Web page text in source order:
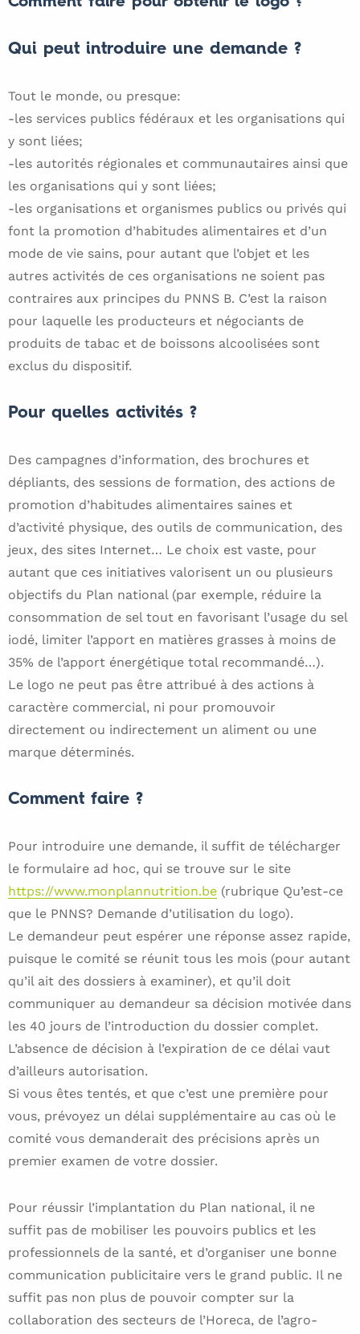
Qui peut introduire une demande ?
Tout le monde, ou presque:
-les services publics fédéraux et les organisations qui
y sont liées;
-les autorités régionales et communautaires ainsi que
les organisations qui y sont liées;
-les organisations et organismes publics ou privés qui
font la promotion d’habitudes alimentaires et d’un
mode de vie sains, pour autant que l’objet et les
autres activités de ces organisations ne soient pas
contraires aux principes du PNNS B. C’est la raison
pour laquelle les producteurs et négociants de
produits de tabac et de boissons alcoolisées sont
exclus du dispositif.
Pour quelles activités ?
Des campagnes d’information, des brochures et
dépliants, des sessions de formation, des actions de
promotion d’habitudes alimentaires saines et
d’activité physique, des outils de communication, des
jeux, des sites Internet… Le choix est vaste, pour
autant que ces initiatives valorisent un ou plusieurs
objectifs du Plan national (par exemple, réduire la
consommation de sel tout en favorisant l’usage du sel
iodé, limiter l’apport en matières grasses à moins de
35% de l’apport énergétique total recommandé…).
Le logo ne peut pas être attribué à des actions à
caractère commercial, ni pour promouvoir
directement ou indirectement un aliment ou une
marque déterminés.
Comment faire ?
Pour introduire une demande, il suffit de télécharger
le formulaire ad hoc, qui se trouve sur le site
https://www.monplannutrition.be (rubrique Qu’est-ce
que le PNNS? Demande d’utilisation du logo).
Le demandeur peut espérer une réponse assez rapide,
puisque le comité se réunit tous les mois (pour autant
qu’il ait des dossiers à examiner), et qu’il doit
communiquer au demandeur sa décision motivée dans
les 40 jours de l’introduction du dossier complet.
L’absence de décision à l’expiration de ce délai vaut
d’ailleurs autorisation.
Si vous êtes tentés, et que c’est une première pour
vous, prévoyez un délai supplémentaire au cas où le
comité vous demanderait des précisions après un
premier examen de votre dossier.
Pour réussir l’implantation du Plan national, il ne
suffit pas de mobiliser les pouvoirs publics et les
professionnels de la santé, et d’organiser une bonne
communication publicitaire vers le grand public. Il ne
suffit pas non plus de pouvoir compter sur la
collaboration des secteurs de l’Horeca, de l’agro-